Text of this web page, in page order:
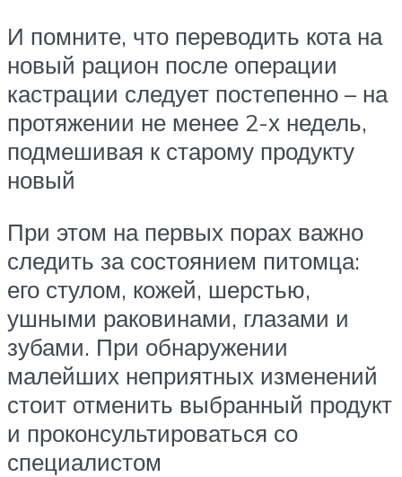
И помните, что переводить кота на
новый рацион после операции
кастрации следует постепенно – на
протяжении не менее 2-х недель,
подмешивая к старому продукту
новый
При этом на первых порах важно
следить за состоянием питомца:
его стулом, кожей, шерстью,
ушными раковинами, глазами и
зубами. При обнаружении
малейших неприятных изменений
стоит отменить выбранный продукт
и проконсультироваться со
специалистом